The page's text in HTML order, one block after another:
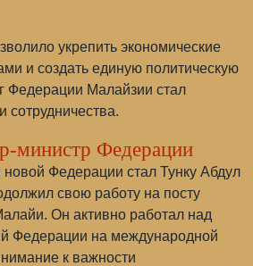
укрепить экономические
и создать единую политическую
Федерации Малайзии стал
сотрудничества.
министр Федерации
Федерации стал Тунку Абдул
свою работу на посту
Он активно работал над
Федерации на международной
к важности